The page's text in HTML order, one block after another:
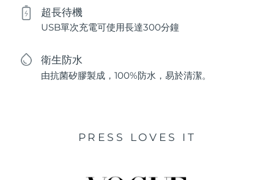
超長待機
USB單次充電可使用長達300分鐘
衛生防水
由抗菌矽膠製成，100%防水，易於清潔。
PRESS LOVES IT